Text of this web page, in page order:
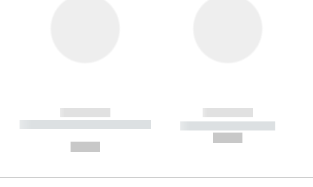
------------
----------- ----------- --------
------------
----------- -----------